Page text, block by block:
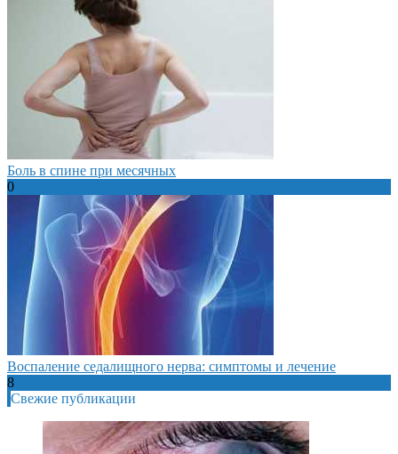
Боль в спине при месячных
0
Воспаление седалищного нерва: симптомы и лечение
8
Свежие публикации